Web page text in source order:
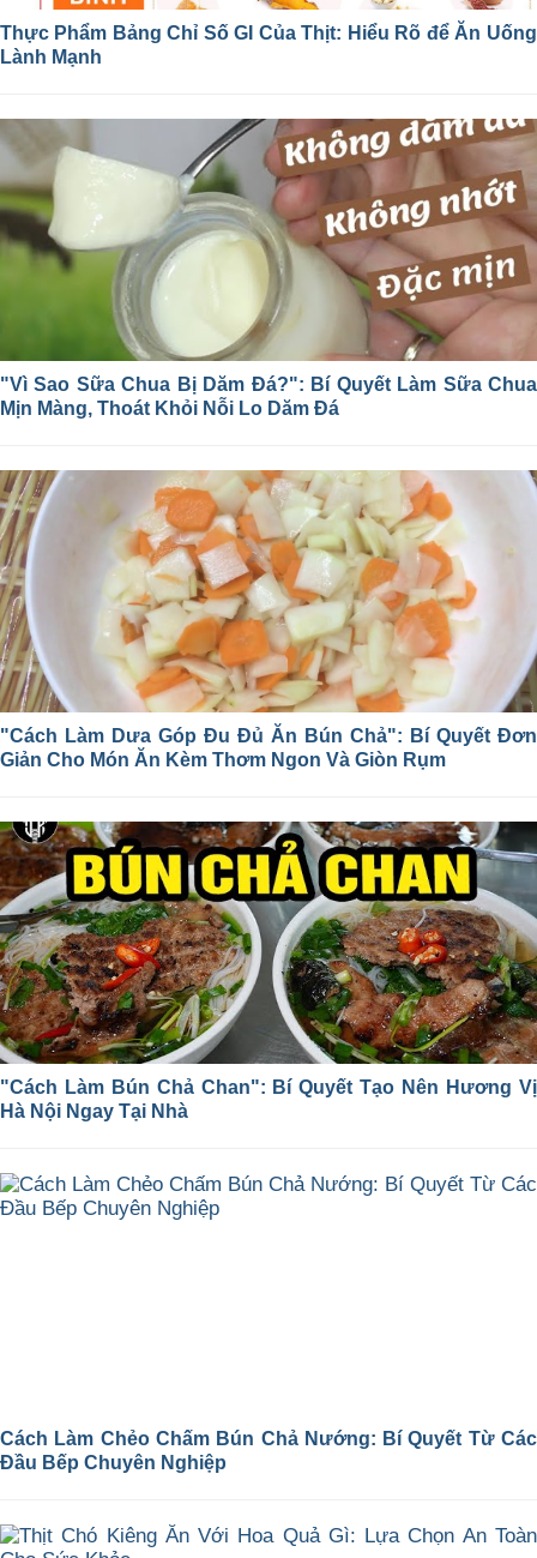
Thực Phẩm Bảng Chỉ Số GI Của Thịt: Hiểu Rõ để Ăn Uống
Lành Mạnh
"Vì Sao Sữa Chua Bị Dăm Đá?": Bí Quyết Làm Sữa Chua
Mịn Màng, Thoát Khỏi Nỗi Lo Dăm Đá
"Cách Làm Dưa Góp Đu Đủ Ăn Bún Chả": Bí Quyết Đơn
Giản Cho Món Ăn Kèm Thơm Ngon Và Giòn Rụm
"Cách Làm Bún Chả Chan": Bí Quyết Tạo Nên Hương Vị
Hà Nội Ngay Tại Nhà
Cách Làm Chẻo Chấm Bún Chả Nướng: Bí Quyết Từ Các
Đầu Bếp Chuyên Nghiệp